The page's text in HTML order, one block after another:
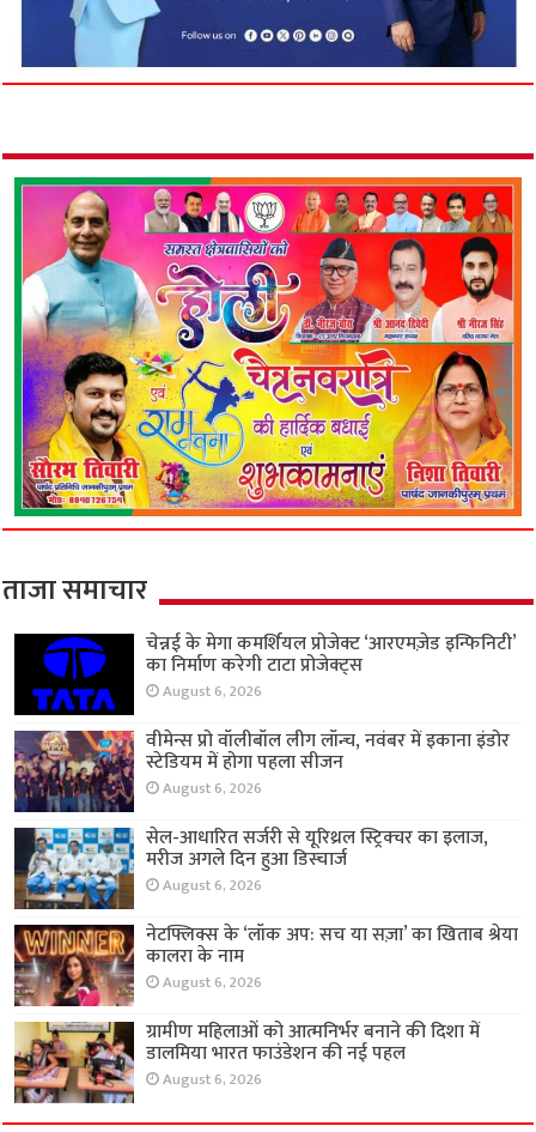
ताजा समाचार
चेन्नई के मेगा कमर्शियल प्रोजेक्ट ‘आरएमज़ेड इन्फिनिटी’
का निर्माण करेगी टाटा प्रोजेक्ट्स
August 6, 2026
वीमेन्स प्रो वॉलीबॉल लीग लॉन्च, नवंबर में इकाना इंडोर
स्टेडियम में होगा पहला सीजन
August 6, 2026
सेल-आधारित सर्जरी से यूरिथ्रल स्ट्रिक्चर का इलाज,
मरीज अगले दिन हुआ डिस्चार्ज
August 6, 2026
नेटफ्लिक्स के ‘लॉक अप: सच या सज़ा’ का खिताब श्रेया
कालरा के नाम
August 6, 2026
ग्रामीण महिलाओं को आत्मनिर्भर बनाने की दिशा में
डालमिया भारत फाउंडेशन की नई पहल
August 6, 2026